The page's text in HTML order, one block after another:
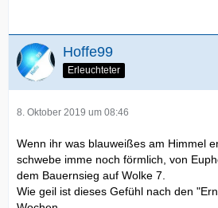
Hoffe99
Erleuchteter
8. Oktober 2019 um 08:46
Wenn ihr was blauweißes am Himmel
schwebe imme noch förmlich, von
dem Bauernsieg auf Wolke 7.
Wie geil ist dieses Gefühl nach den